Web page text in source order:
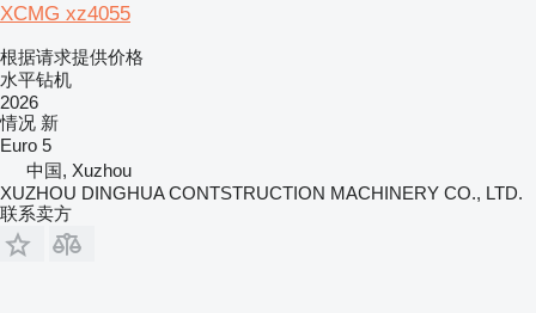
XCMG xz4055
根据请求提供价格
水平钻机
2026
情况 新
Euro 5
中国, Xuzhou
XUZHOU DINGHUA CONTSTRUCTION MACHINERY CO., LTD.
联系卖方